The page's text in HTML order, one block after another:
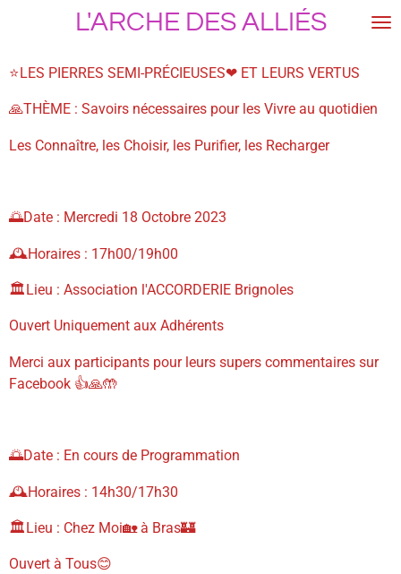
principal
L'ARCHE DESALLIÉS
⭐LES PIERRES SEMI-PRÉCIEUSES❤ ET LEURS VERTUS
🙏THÈME : Savoirs nécessaires pour les Vivre au quotidien
Les Connaître, les Choisir, les Purifier, les Recharger
🌅Date : Mercredi 18 Octobre 2023
🕰Horaires : 17h00/19h00
🏛Lieu : Association l'ACCORDERIE Brignoles
Ouvert Uniquement aux Adhérents
Merci aux participants pour leurs supers commentaires sur
Facebook 👍🙏🤲
🌅Date : En cours de Programmation
🕰Horaires : 14h30/17h30
🏛Lieu : Chez Moi🏡 à Bras🏰
Ouvert à Tous😊